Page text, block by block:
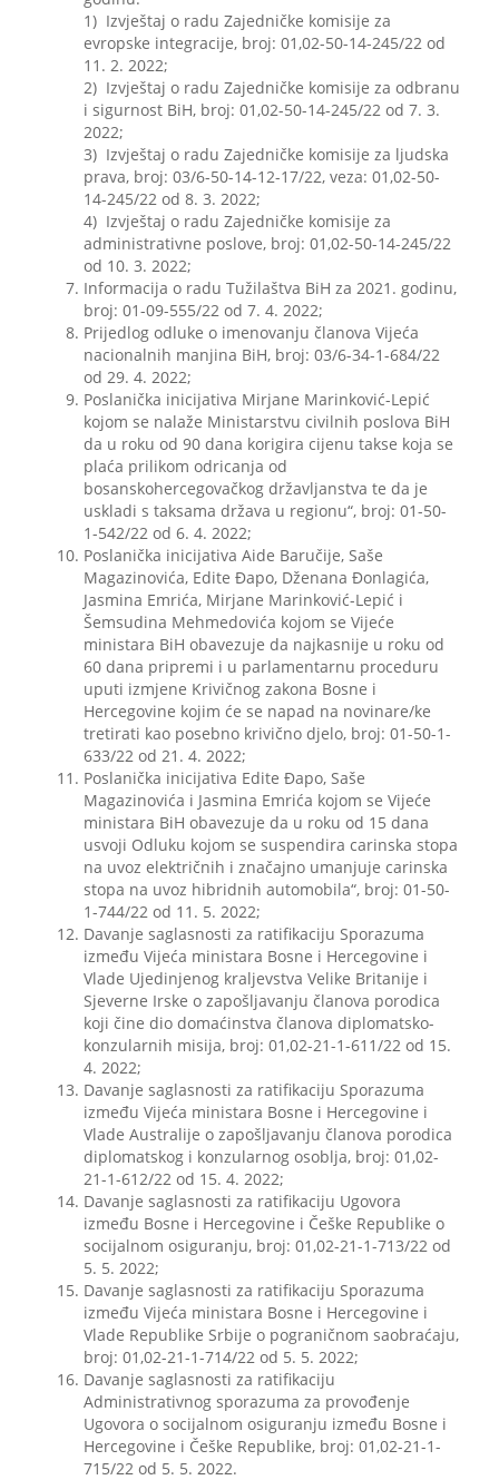
1) Izvještaj o radu Zajedničke komisije za
evropske integracije, broj: 01,02-50-14-245/22 od
11. 2. 2022;
2) Izvještaj o radu Zajedničke komisije za odbranu
i sigurnost BiH, broj: 01,02-50-14-245/22 od 7. 3.
2022;
3) Izvještaj o radu Zajedničke komisije za ljudska
prava, broj: 03/6-50-14-12-17/22, veza: 01,02-50-
14-245/22 od 8. 3. 2022;
4) Izvještaj o radu Zajedničke komisije za
administrativne poslove, broj: 01,02-50-14-245/22
od 10. 3. 2022;
Informacija o radu Tužilaštva BiH za 2021. godinu,
broj: 01-09-555/22 od 7. 4. 2022;
Prijedlog odluke o imenovanju članova Vijeća
nacionalnih manjina BiH, broj: 03/6-34-1-684/22
od 29. 4. 2022;
Poslanička inicijativa Mirjane Marinković-Lepić
kojom se nalaže Ministarstvu civilnih poslova BiH
da u roku od 90 dana korigira cijenu takse koja se
plaća prilikom odricanja od
bosanskohercegovačkog državljanstva te da je
uskladi s taksama država u regionu“, broj: 01-50-
1-542/22 od 6. 4. 2022;
Poslanička inicijativa Aide Baručije, Saše
Magazinovića, Edite Đapo, Dženana Đonlagića,
Jasmina Emrića, Mirjane Marinković-Lepić i
Šemsudina Mehmedovića kojom se Vijeće
ministara BiH obavezuje da najkasnije u roku od
60 dana pripremi i u parlamentarnu proceduru
uputi izmjene Krivičnog zakona Bosne i
Hercegovine kojim će se napad na novinare/ke
tretirati kao posebno krivično djelo, broj: 01-50-1-
633/22 od 21. 4. 2022;
Poslanička inicijativa Edite Đapo, Saše
Magazinovića i Jasmina Emrića kojom se Vijeće
ministara BiH obavezuje da u roku od 15 dana
usvoji Odluku kojom se suspendira carinska stopa
na uvoz električnih i značajno umanjuje carinska
stopa na uvoz hibridnih automobila“, broj: 01-50-
1-744/22 od 11. 5. 2022;
Davanje saglasnosti za ratifikaciju Sporazuma
između Vijeća ministara Bosne i Hercegovine i
Vlade Ujedinjenog kraljevstva Velike Britanije i
Sjeverne Irske o zapošljavanju članova porodica
koji čine dio domaćinstva članova diplomatsko-
konzularnih misija, broj: 01,02-21-1-611/22 od 15.
4. 2022;
Davanje saglasnosti za ratifikaciju Sporazuma
između Vijeća ministara Bosne i Hercegovine i
Vlade Australije o zapošljavanju članova porodica
diplomatskog i konzularnog osoblja, broj: 01,02-
21-1-612/22 od 15. 4. 2022;
Davanje saglasnosti za ratifikaciju Ugovora
između Bosne i Hercegovine i Češke Republike o
socijalnom osiguranju, broj: 01,02-21-1-713/22 od
5. 5. 2022;
Davanje saglasnosti za ratifikaciju Sporazuma
između Vijeća ministara Bosne i Hercegovine i
Vlade Republike Srbije o pograničnom saobraćaju,
broj: 01,02-21-1-714/22 od 5. 5. 2022;
Davanje saglasnosti za ratifikaciju
Administrativnog sporazuma za provođenje
Ugovora o socijalnom osiguranju između Bosne i
Hercegovine i Češke Republike, broj: 01,02-21-1-
715/22 od 5. 5. 2022.